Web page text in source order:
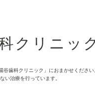
クリニッ
谷歯科クリニック」におまかせください
い治療を行っています。